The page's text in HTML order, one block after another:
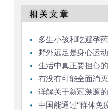
相关文章
多生小孩和吃避孕
野外远足是身心运
与健康”的发言
生活中真正要担心
有没有可能全面消
详解关于新冠溯源
中国能通过“群体免